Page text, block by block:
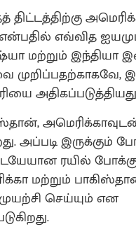
என்பதில் எவ்வித
மற்றும் இந்தியா
முறிப்பதற்காகவே,
அப்படி இருக்கும்
ரயில்
மற்றும்
செய்யும் என